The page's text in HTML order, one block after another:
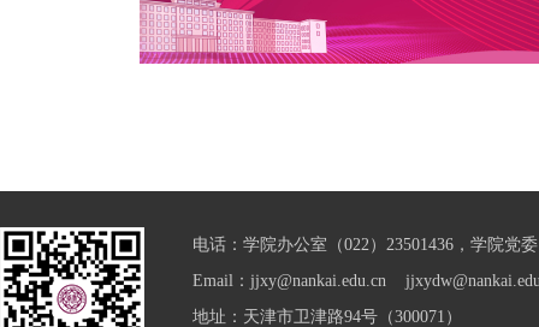
电话：学院办公室（022）23501436，学院党
Email：jjxy@nankai.edu.cn
地址：天津市卫津路94号（300071）